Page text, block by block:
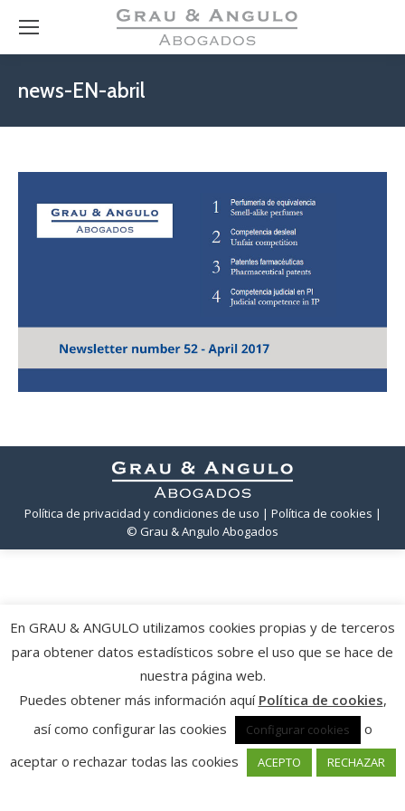
news-EN-abril
Política de privacidad y condiciones de uso | Política de cookies |
© Grau & Angulo Abogados
En GRAU & ANGULO utilizamos cookies propias y de terceros
para obtener datos estadísticos sobre el uso que se hace de
nuestra página web.
Puedes obtener más información aquí Política de cookies,
así como configurar las cookies
Configurar cookies
o
aceptar o rechazar todas las cookies
ACEPTO RECHAZAR